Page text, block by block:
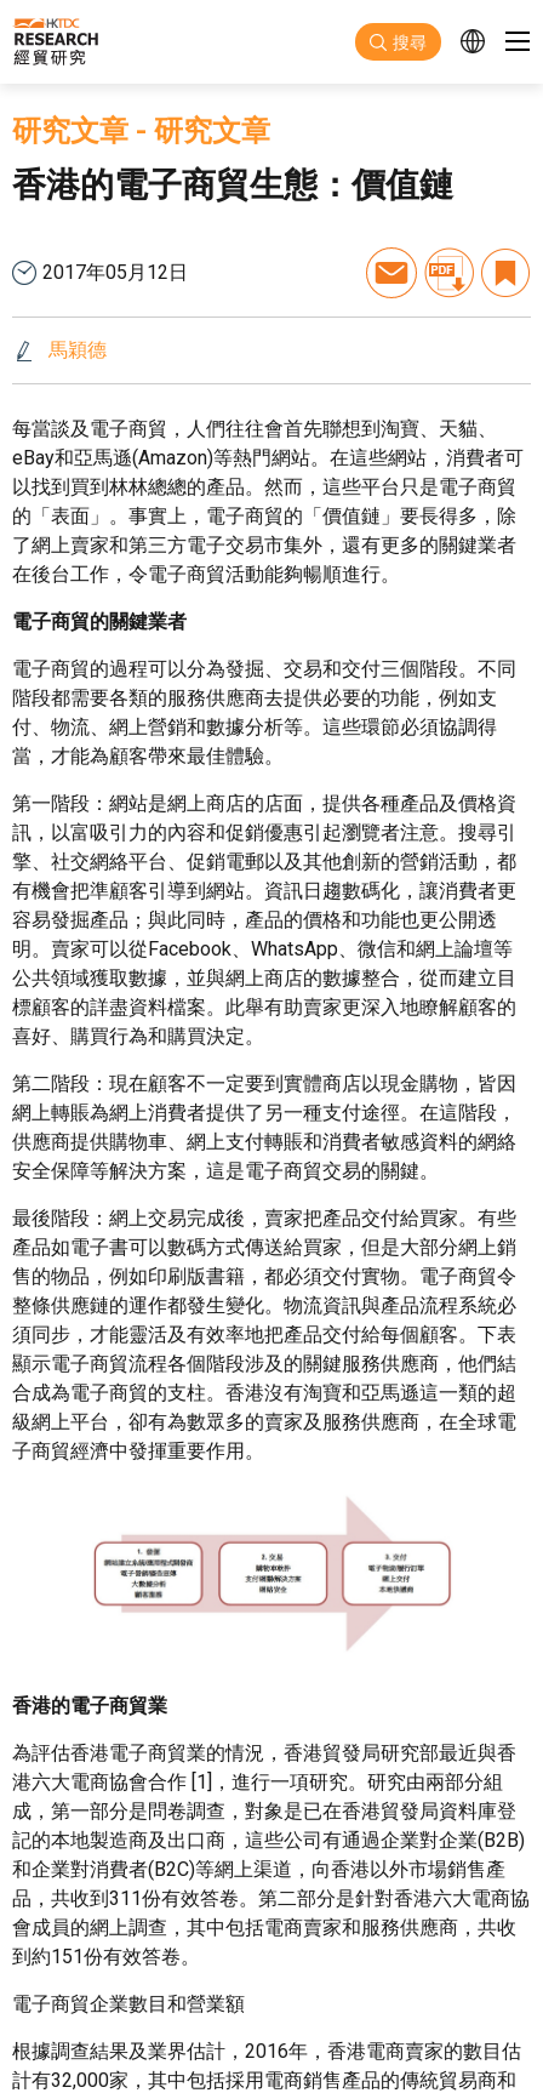
跳至主要內容
搜尋
研究文章 - 研究文章
香港的電子商貿生態：價值鏈
2017年05月12日
馬穎德
每當談及電子商貿，人們往往會首先聯想到淘寶、天貓、
eBay和亞馬遜(Amazon)等熱門網站。在這些網站，消費者可
以找到買到林林總總的產品。然而，這些平台只是電子商貿
的「表面」。事實上，電子商貿的「價值鏈」要長得多，除
了網上賣家和第三方電子交易市集外，還有更多的關鍵業者
在後台工作，令電子商貿活動能夠暢順進行。
電子商貿的關鍵業者
電子商貿的過程可以分為發掘、交易和交付三個階段。不同
階段都需要各類的服務供應商去提供必要的功能，例如支
付、物流、網上營銷和數據分析等。這些環節必須協調得
當，才能為顧客帶來最佳體驗。
第一階段：網站是網上商店的店面，提供各種產品及價格資
訊，以富吸引力的內容和促銷優惠引起瀏覽者注意。搜尋引
擎、社交網絡平台、促銷電郵以及其他創新的營銷活動，都
有機會把準顧客引導到網站。資訊日趨數碼化，讓消費者更
容易發掘產品；與此同時，產品的價格和功能也更公開透
明。賣家可以從Facebook、WhatsApp、微信和網上論壇等
公共領域獲取數據，並與網上商店的數據整合，從而建立目
標顧客的詳盡資料檔案。此舉有助賣家更深入地瞭解顧客的
喜好、購買行為和購買決定。
第二階段：現在顧客不一定要到實體商店以現金購物，皆因
網上轉賬為網上消費者提供了另一種支付途徑。在這階段，
供應商提供購物車、網上支付轉賬和消費者敏感資料的網絡
安全保障等解決方案，這是電子商貿交易的關鍵。
最後階段：網上交易完成後，賣家把產品交付給買家。有些
產品如電子書可以數碼方式傳送給買家，但是大部分網上銷
售的物品，例如印刷版書籍，都必須交付實物。電子商貿令
整條供應鏈的運作都發生變化。物流資訊與產品流程系統必
須同步，才能靈活及有效率地把產品交付給每個顧客。下表
顯示電子商貿流程各個階段涉及的關鍵服務供應商，他們結
合成為電子商貿的支柱。香港沒有淘寶和亞馬遜這一類的超
級網上平台，卻有為數眾多的賣家及服務供應商，在全球電
子商貿經濟中發揮重要作用。
香港的電子商貿業
為評估香港電子商貿業的情況，香港貿發局研究部最近與香
港六大電商協會合作 [1]，進行一項研究。研究由兩部分組
成，第一部分是問卷調查，對象是已在香港貿發局資料庫登
記的本地製造商及出口商，這些公司有通過企業對企業(B2B)
和企業對消費者(B2C)等網上渠道，向香港以外市場銷售產
品，共收到311份有效答卷。第二部分是針對香港六大電商協
會成員的網上調查，其中包括電商賣家和服務供應商，共收
到約151份有效答卷。
電子商貿企業數目和營業額
根據調查結果及業界估計，2016年，香港電商賣家的數目估
計有32,000家，其中包括採用電商銷售產品的傳統貿易商和